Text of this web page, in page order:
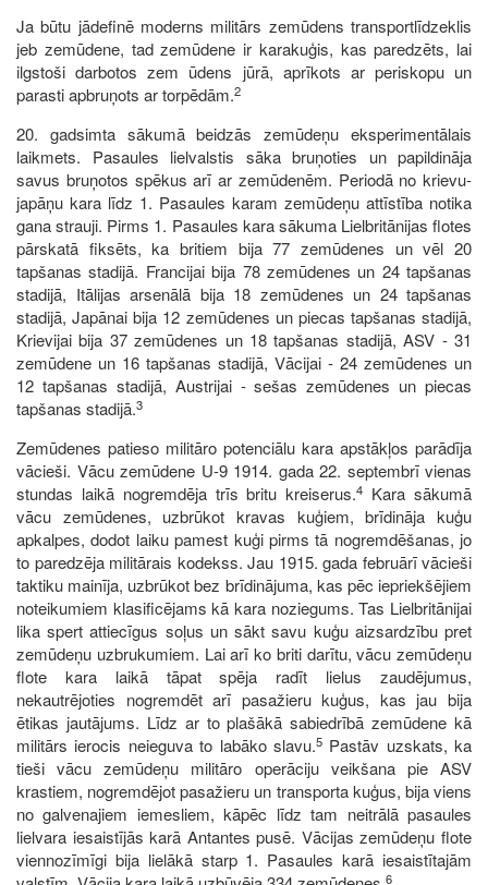
Ja būtu jādefinē moderns militārs zemūdens transportlīdzeklis
jeb zemūdene, tad zemūdene ir karakuģis, kas paredzēts, lai
ilgstoši darbotos zem ūdens jūrā, aprīkots ar periskopu un
parasti apbruņots ar torpēdām.2
20. gadsimta sākumā beidzās zemūdeņu eksperimentālais
laikmets. Pasaules lielvalstis sāka bruņoties un papildināja
savus bruņotos spēkus arī ar zemūdenēm. Periodā no krievu-
japāņu kara līdz 1. Pasaules karam zemūdeņu attīstība notika
gana strauji. Pirms 1. Pasaules kara sākuma Lielbritānijas flotes
pārskatā fiksēts, ka britiem bija 77 zemūdenes un vēl 20
tapšanas stadijā. Francijai bija 78 zemūdenes un 24 tapšanas
stadijā, Itālijas arsenālā bija 18 zemūdenes un 24 tapšanas
stadijā, Japānai bija 12 zemūdenes un piecas tapšanas stadijā,
Krievijai bija 37 zemūdenes un 18 tapšanas stadijā, ASV - 31
zemūdene un 16 tapšanas stadijā, Vācijai - 24 zemūdenes un
12 tapšanas stadijā, Austrijai - sešas zemūdenes un piecas
tapšanas stadijā.3
Zemūdenes patieso militāro potenciālu kara apstākļos parādīja
vācieši. Vācu zemūdene U-9 1914. gada 22. septembrī vienas
stundas laikā nogremdēja trīs britu kreiserus.4 Kara sākumā
vācu zemūdenes, uzbrūkot kravas kuģiem, brīdināja kuģu
apkalpes, dodot laiku pamest kuģi pirms tā nogremdēšanas, jo
to paredzēja militārais kodekss. Jau 1915. gada februārī vācieši
taktiku mainīja, uzbrūkot bez brīdinājuma, kas pēc iepriekšējiem
noteikumiem klasificējams kā kara noziegums. Tas Lielbritānijai
lika spert attiecīgus soļus un sākt savu kuģu aizsardzību pret
zemūdeņu uzbrukumiem. Lai arī ko briti darītu, vācu zemūdeņu
flote kara laikā tāpat spēja radīt lielus zaudējumus,
nekautrējoties nogremdēt arī pasažieru kuģus, kas jau bija
ētikas jautājums. Līdz ar to plašākā sabiedrībā zemūdene kā
militārs ierocis neieguva to labāko slavu.5Pastāv uzskats, ka
tieši vācu zemūdeņu militāro operāciju veikšana pie ASV
krastiem, nogremdējot pasažieru un transporta kuģus, bija viens
no galvenajiem iemesliem, kāpēc līdz tam neitrālā pasaules
lielvara iesaistījās karā Antantes pusē. Vācijas zemūdeņu flote
viennozīmīgi bija lielākā starp 1. Pasaules karā iesaistītajām
6